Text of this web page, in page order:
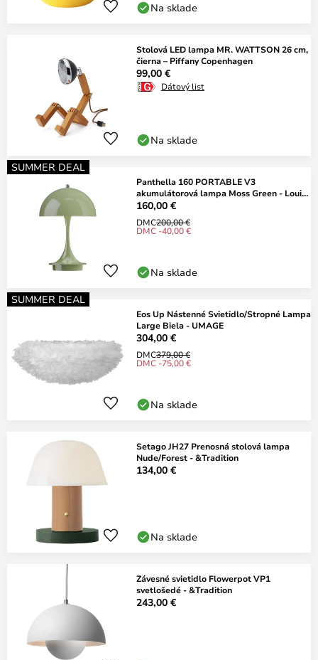
Na sklade
Stolová LED lampa MR. WATTSON 26 cm,
čierna – Piffany Copenhagen
99,00 €
Dátový list
Na sklade
SUMMER DEAL
Panthella 160 PORTABLE V3
akumulátorová lampa Moss Green - Louis
Poulsen
160,00 €
DMC200,00 €
DMC -40,00 €
Na sklade
SUMMER DEAL
Eos Up Nástenné Svietidlo/Stropné Lampa
Large Biela - UMAGE
304,00 €
DMC379,00 €
DMC -75,00 €
Na sklade
Setago JH27 Prenosná stolová lampa
Nude/Forest - &Tradition
134,00 €
Na sklade
Závesné svietidlo Flowerpot VP1
svetlošedé - &Tradition
243,00 €